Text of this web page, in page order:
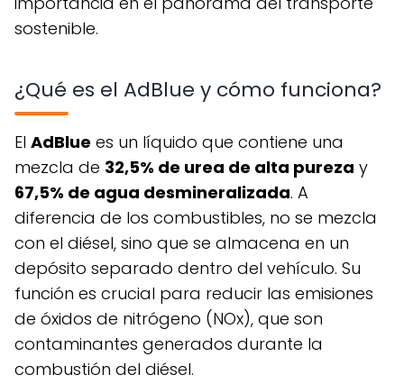
sostenible.
¿Qué es el AdBlue y cómo funciona?
El AdBlue es un líquido que contiene una
mezcla de 32,5% de urea de alta pureza y
67,5% de agua desmineralizada. A
diferencia de los combustibles, no se mezcla
con el diésel, sino que se almacena en un
depósito separado dentro del vehículo. Su
función es crucial para reducir las emisiones
de óxidos de nitrógeno (NOx), que son
contaminantes generados durante la
combustión del diésel.